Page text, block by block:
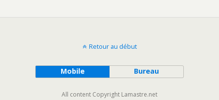
Retour au début
Mobile Bureau
All content Copyright Lamastre.net